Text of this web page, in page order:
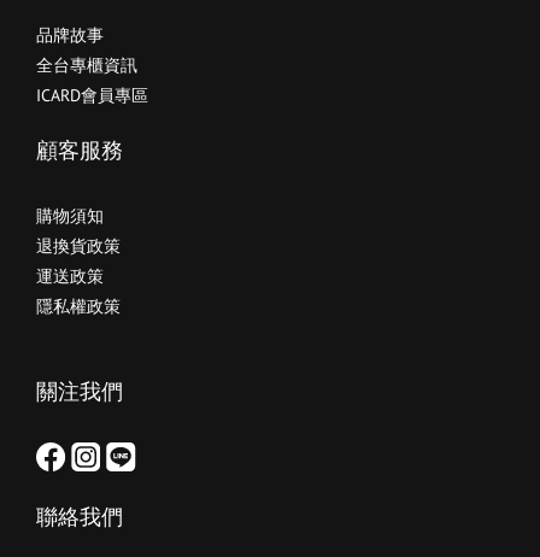
品牌故事
全台專櫃資訊
ICARD會員專區
顧客服務
購物須知
退換貨政策
運送政策
隱私權政策
關注我們
聯絡我們